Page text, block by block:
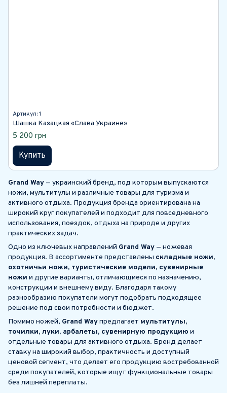
Артикул: 1
Шашка Казацкая «Слава Украине»
5 200 грн
Купить
Grand Way — украинский бренд, под которым выпускаются
ножи, мультитулы и различные товары для туризма и
активного отдыха. Продукция бренда ориентирована на
широкий круг покупателей и подходит для повседневного
использования, поездок, отдыха на природе и других
практических задач.
Одно из ключевых направлений Grand Way — ножевая
продукция. В ассортименте представлены складные ножи,
охотничьи ножи, туристические модели, сувенирные
ножи и другие варианты, отличающиеся по назначению,
конструкции и внешнему виду. Благодаря такому
разнообразию покупатели могут подобрать подходящее
решение под свои потребности и бюджет.
Помимо ножей, Grand Wayпредлагает мультитулы,
точилки, луки, арбалеты, сувенирную продукцию и
отдельные товары для активного отдыха. Бренд делает
ставку на широкий выбор, практичность и доступный
ценовой сегмент, что делает его продукцию востребованной
среди покупателей, которые ищут функциональные товары
без лишней переплаты.